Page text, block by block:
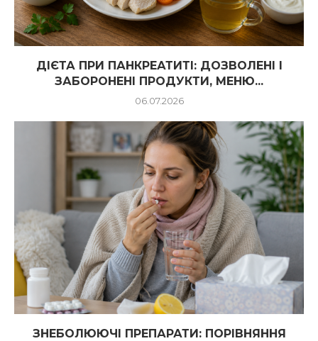
ДІЄТА ПРИ ПАНКРЕАТИТІ: ДОЗВОЛЕНІ І
ЗАБОРОНЕНІ ПРОДУКТИ, МЕНЮ...
06.07.2026
ЗНЕБОЛЮЮЧІ ПРЕПАРАТИ: ПОРІВНЯННЯ